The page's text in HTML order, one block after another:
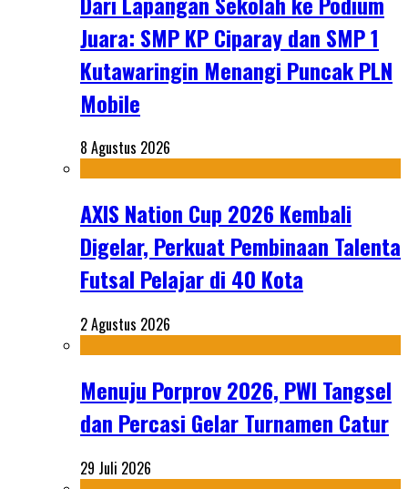
Juara: SMP KP Ciparay dan SMP 1
Kutawaringin Menangi Puncak PLN
Mobile
8 Agustus 2026
AXIS Nation Cup 2026 Kembali
Digelar, Perkuat Pembinaan Talenta
Futsal Pelajar di 40 Kota
2 Agustus 2026
Menuju Porprov 2026, PWI Tangsel
dan Percasi Gelar Turnamen Catur
29 Juli 2026